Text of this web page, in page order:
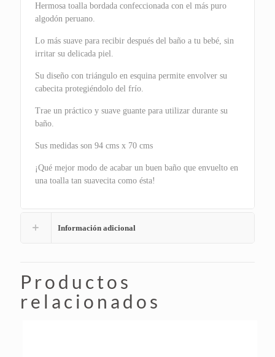
Hermosa toalla bordada confeccionada con el más puro
algodón peruano.
Lo más suave para recibir después del baño a tu bebé, sin
irritar su delicada piel.
Su diseño con triángulo en esquina permite envolver su
cabecita protegiéndolo del frío.
Trae un práctico y suave guante para utilizar durante su
baño.
Sus medidas son 94 cms x 70 cms
¡Qué mejor modo de acabar un buen baño que envuelto en
una toalla tan suavecita como ésta!
Información adicional
Productos
relacionados